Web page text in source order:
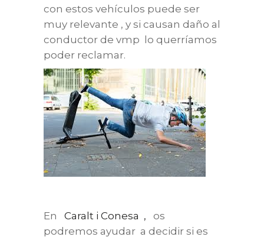
con estos vehículos puede ser
muy relevante , y si causan daño al
conductor de vmp lo querríamos
poder reclamar.
En Caralt i Conesa , os
podremos ayudar a decidir si es